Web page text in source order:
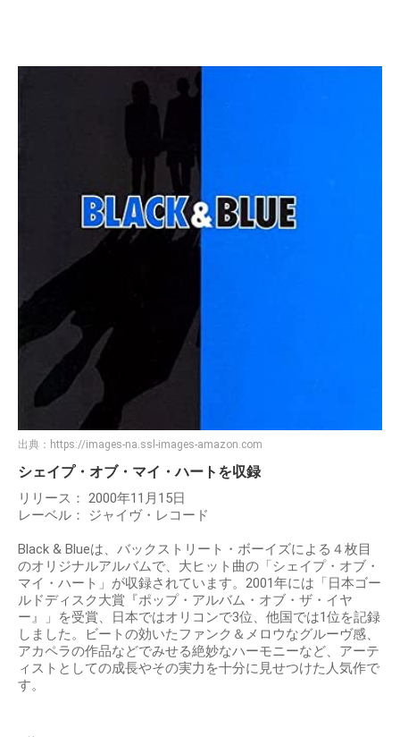
出典： https://images-na.ssl-images-amazon.com
シェイプ・オブ・マイ・ハートを収録
リリース： 2000年11月15日
レーベル： ジャイヴ・レコード
Black & Blueは、バックストリート・ボーイズによる４枚目
のオリジナルアルバムで、大ヒット曲の「シェイプ・オブ・
マイ・ハート」が収録されています。2001年には「日本ゴー
ルドディスク大賞『ポップ・アルバム・オブ・ザ・イヤ
ー』」を受賞、日本ではオリコンで3位、他国では1位を記録
しました。ビートの効いたファンク＆メロウなグルーヴ感、
アカペラの作品などでみせる絶妙なハーモニーなど、アーテ
ィストとしての成長やその実力を十分に見せつけた人気作で
す。